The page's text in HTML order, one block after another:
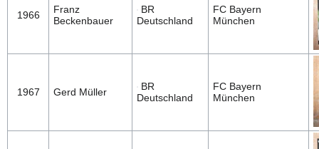
1966
Franz
Beckenbauer
BR
Deutschland
FC Bayern
München
1967 Gerd Müller
BR
Deutschland
FC Bayern
München